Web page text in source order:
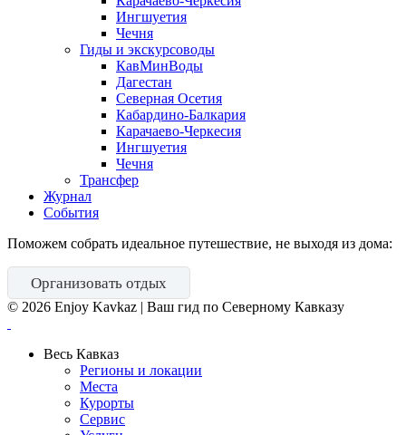
Ингшуетия
Чечня
Гиды и экскурсоводы
КавМинВоды
Дагестан
Северная Осетия
Кабардино-Балкария
Карачаево-Черкесия
Ингшуетия
Чечня
Трансфер
Журнал
События
Поможем собрать идеальное путешествие, не выходя из дома:
Организовать отдых
© 2026 Enjoy Kavkaz | Ваш гид по Северному Кавказу
Весь Кавказ
Регионы и локации
Места
Курорты
Сервис